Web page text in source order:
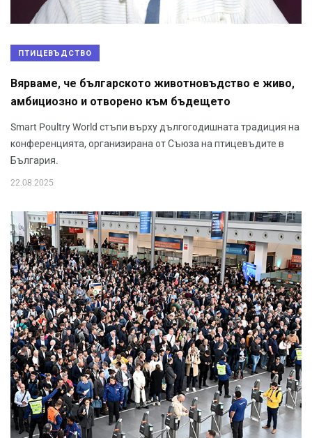
ПТИЦЕВЪДСТВО
Вярваме, че българското животновъдство е живо,
амбициозно и отворено към бъдещето
Smart Poultry World стъпи върху дългогодишната традиция на
конференцията, организирана от Съюза на птицевъдите в
България.
22.08.2025